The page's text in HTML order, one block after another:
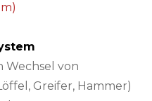
Wechsel von
Greifer, Hammer)